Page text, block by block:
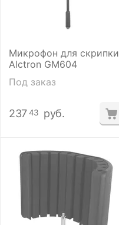
Микрофон для скрипки
Alctron GM604
Под заказ
237 43 руб.